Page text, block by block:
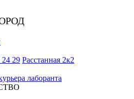
24 29 Расстанная 2к2
лаборанта